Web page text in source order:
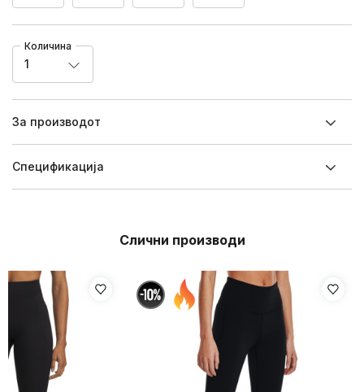
Количина
1
За производот
Спецификацијa
Слични производи